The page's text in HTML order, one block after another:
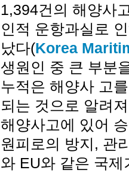
1,394건의 해양사
인적 운항과실로
났다(Korea
생원인 중 큰 부분
누적은 해양사 고
되는 것으로 알려
해양사고에 있어
원피로의 방지, 관
와 EU와 같은 국